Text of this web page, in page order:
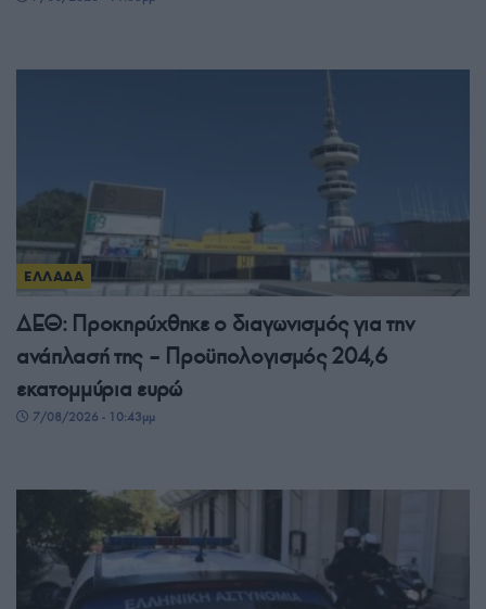
ΕΛΛΑΔΑ
ΔΕΘ: Προκηρύχθηκε ο διαγωνισμός για την
ανάπλασή της – Προϋπολογισμός 204,6
εκατομμύρια ευρώ
7/08/2026 - 10:43μμ